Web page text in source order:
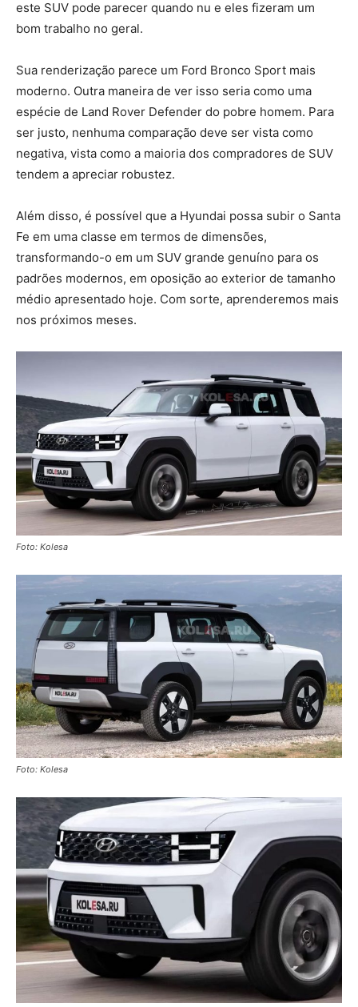
este SUV pode parecer quando nu e eles fizeram um
bom trabalho no geral.
Sua renderização parece um Ford Bronco Sport mais
moderno. Outra maneira de ver isso seria como uma
espécie de Land Rover Defender do pobre homem. Para
ser justo, nenhuma comparação deve ser vista como
negativa, vista como a maioria dos compradores de SUV
tendem a apreciar robustez.
Além disso, é possível que a Hyundai possa subir o Santa
Fe em uma classe em termos de dimensões,
transformando-o em um SUV grande genuíno para os
padrões modernos, em oposição ao exterior de tamanho
médio apresentado hoje. Com sorte, aprenderemos mais
nos próximos meses.
Foto: Kolesa
Foto: Kolesa